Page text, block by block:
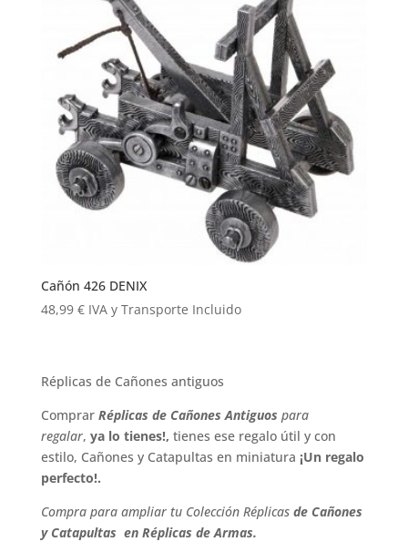
Cañón 426 DENIX
48,99 € IVA y Transporte Incluido
Réplicas de Cañones antiguos
ComprarRéplicas de Cañones Antiguos para
regalar, ya lo tienes!, tienes ese regalo útil y con
estilo, Cañones y Catapultas en miniatura ¡Un regalo
perfecto!.
Compra para ampliar tu Colección Réplicasde Cañones
y Catapultas en Réplicas de Armas.